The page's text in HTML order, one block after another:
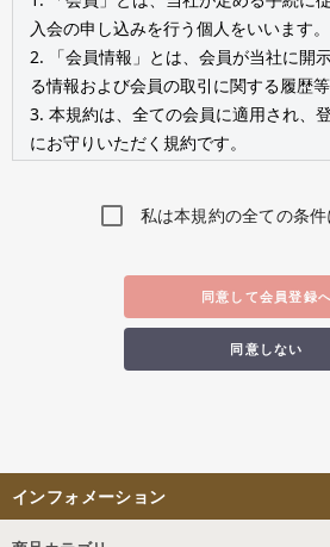
私は本規約の全ての条件
同意して会員登録へ
同意しない
インフォメーション